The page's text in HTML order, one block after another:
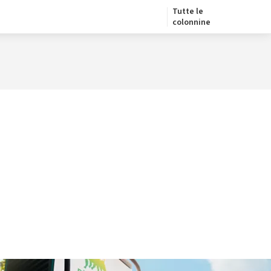
Tutte le
colonnine